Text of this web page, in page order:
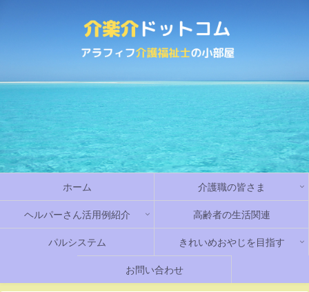
ホーム 介護職の皆さま
ヘルパーさん活用例紹介 高齢者の生活関連
パルシステム きれいめおやじを目指す
お問い合わせ